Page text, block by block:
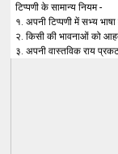
टिप्पणी के सामान्य नियम -
१. अपनी टिप्पणी में सभ्य
२. किसी की भावनाओं को
३. अपनी वास्तविक राय